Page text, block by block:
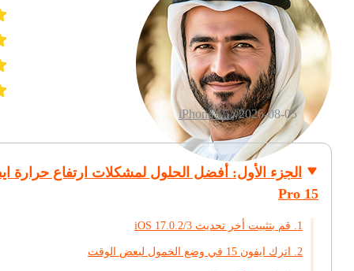
2026-08-05 /
iPhone 15
الجزء الأول: أفضل الحلول لمشكلات ارتفاع حرارة
15 Pro
1. قم بتثبيت أخر تحديث iOS 17.0.2/3
2. اترك ايفون 15 في وضع الخمول لبعض الوقت